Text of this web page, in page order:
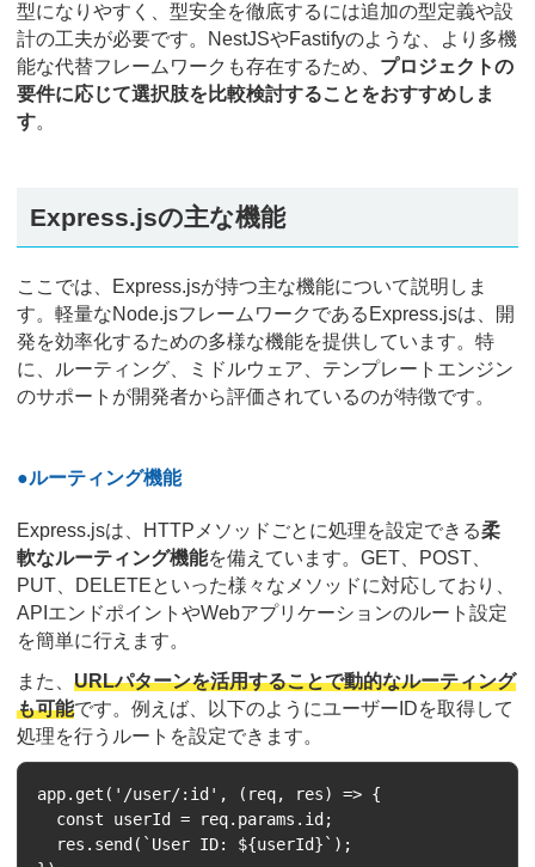
型になりやすく、型安全を徹底するには追加の型定義や設
計の工夫が必要です。NestJSやFastifyのような、より多機
能な代替フレームワークも存在するため、 プロジェクトの
要件に応じて選択肢を比較検討することをおすすめしま
す。
Express.jsの主な機能
ここでは、Express.jsが持つ主な機能について説明しま
す。軽量なNode.jsフレームワークであるExpress.jsは、開
発を効率化するための多様な機能を提供しています。特
に、ルーティング、ミドルウェア、テンプレートエンジン
のサポートが開発者から評価されているのが特徴です。
●ルーティング機能
Express.jsは、HTTPメソッドごとに処理を設定できる柔
軟なルーティング機能を備えています。GET、POST、
PUT、DELETEといった様々なメソッドに対応しており、
APIエンドポイントやWebアプリケーションのルート設定
を簡単に行えます。
また、 URLパターンを活用することで動的なルーティング
も可能です。例えば、以下のようにユーザーIDを取得して
処理を行うルートを設定できます。
app.get('/user/:id', (req, res) => {
  const userId = req.params.id;
  res.send(`User ID: ${userId}`);